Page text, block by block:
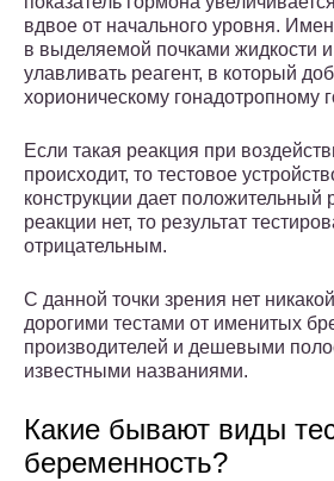
вдвое от начального уровня.
в выделяемой почками жидкости
улавливать реагент, в который
хорионическому гонадотропному
Если такая реакция при
происходит, то тестовое
конструкции дает положительный
реакции нет, то результат
отрицательным.
С данной точки зрения нет
дорогими тестами от именитых
производителей и дешевыми
известными названиями.
Какие бывают виды
беременность?